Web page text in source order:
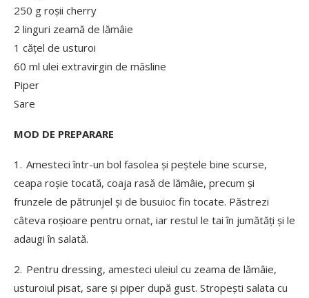
250 g roșii cherry
2 linguri zeamă de lămâie
1 cățel de usturoi
60 ml ulei extravirgin de măsline
Piper
Sare
MOD DE PREPARARE
1. Amesteci într-un bol fasolea şi peştele bine scurse,
ceapa roșie tocată, coaja rasă de lămâie, precum şi
frunzele de pătrunjel și de busuioc fin tocate. Păstrezi
câteva roşioare pentru ornat, iar restul le tai în jumătăţi şi le
adaugi în salată.
2. Pentru dressing, amesteci uleiul cu zeama de lămâie,
usturoiul pisat, sare și piper după gust. Stropeşti salata cu